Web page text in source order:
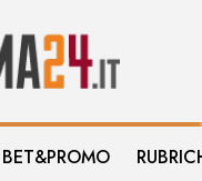
BET&PROMO